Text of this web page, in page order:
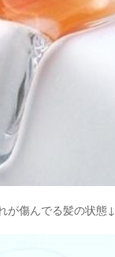
が傷んでる髪の状態↓